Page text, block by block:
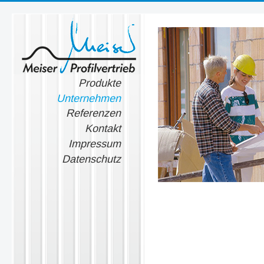
Produkte
Unternehmen
Referenzen
Kontakt
Impressum
Datenschutz